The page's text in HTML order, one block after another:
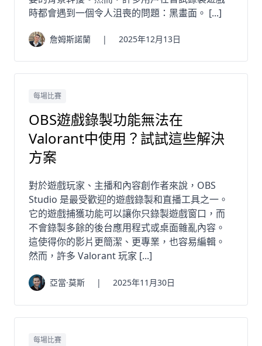
時都會遇到一個令人沮喪的問題：黑畫面。 [...]
詹姆斯諾蘭 | 2025年12月13日
每場比賽
OBS遊戲錄製功能無法在
Valorant中使用？試試這些解決
方案
對於遊戲玩家、主播和內容創作者來說，OBS
Studio 是最受歡迎的遊戲錄製和直播工具之一。
它的遊戲捕獲功能可以讓你只錄製遊戲窗口，而
不會錄製多餘的後台應用程式或桌面雜亂內容。
這使得你的影片更簡潔、更專業，也容易編輯。
然而，許多 Valorant 玩家 [...]
亞當·莫斯 | 2025年11月30日
每場比賽